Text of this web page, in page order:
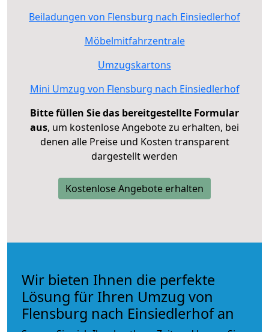
Beiladungen von Flensburg nach Einsiedlerhof
Möbelmitfahrzentrale
Umzugskartons
Mini Umzug von Flensburg nach Einsiedlerhof
Bitte füllen Sie das bereitgestellte Formular
aus, um kostenlose Angebote zu erhalten, bei
denen alle Preise und Kosten transparent
dargestellt werden
Kostenlose Angebote erhalten
Wir bieten Ihnen die perfekte
Lösung für Ihren Umzug von
Flensburg nach Einsiedlerhof an